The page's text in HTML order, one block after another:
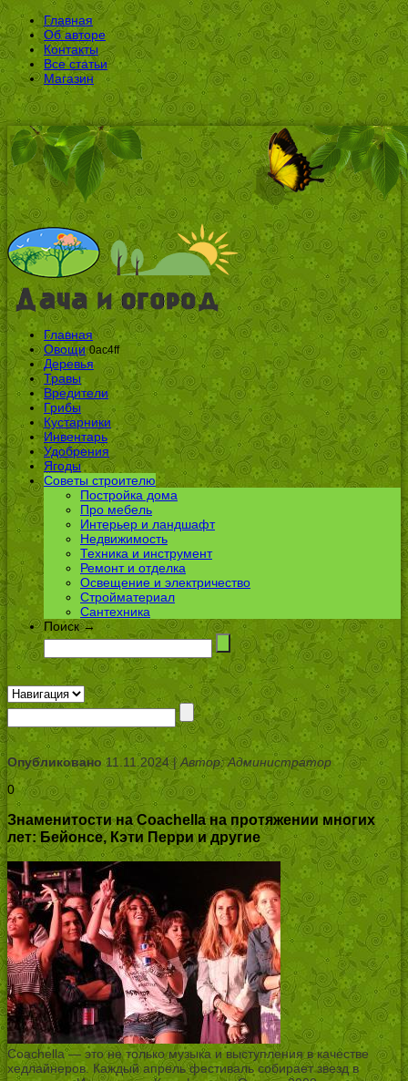
Главная
Об авторе
Контакты
Все статьи
Магазин
Главная
Овощи 0ac4ff
Деревья
Травы
Вредители
Грибы
Кустарники
Инвентарь
Удобрения
Ягоды
Советы строителю
Постройка дома
Про мебель
Интерьер и ландшафт
Недвижимость
Техника и инструмент
Ремонт и отделка
Освещение и электричество
Стройматериал
Сантехника
Поиск →
Опубликовано11.11.2024 |Автор: Администратор
0
Знаменитости на Coachella на протяжении многих
лет: Бейонсе, Кэти Перри и другие
Coachella — это не только музыка и выступления в качестве
хедлайнеров. Каждый апрель фестиваль собирает звезд в